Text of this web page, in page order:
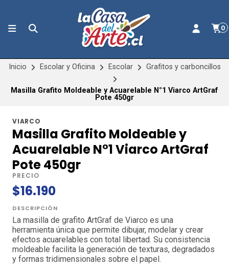
0
Inicio Escolar y Oficina Escolar Grafitos y carboncillos
Masilla Grafito Moldeable y Acuarelable N°1 Viarco ArtGraf
Pote 450gr
VIARCO
Masilla Grafito Moldeable y
Acuarelable N°1 Viarco ArtGraf
Pote 450gr
PRECIO
$16.190
DESCRIPCIÓN
La masilla de grafito ArtGraf de Viarco es una
herramienta única que permite dibujar, modelar y crear
efectos acuarelables con total libertad. Su consistencia
moldeable facilita la generación de texturas, degradados
y formas tridimensionales sobre el papel.